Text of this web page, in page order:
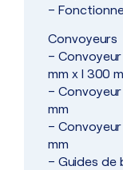
–
Convoyeurs
–
mm x l 300
–
mm
–
mm
– Guides